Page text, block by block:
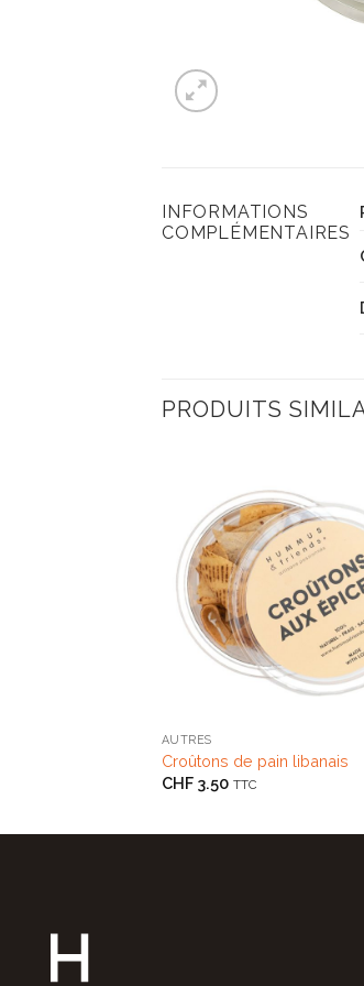
INFORMATIONS
COMPLÉMENTAIRES
PRODUITS
AUTRES
Croûtons de pain libanais
CHF3.50 TTC